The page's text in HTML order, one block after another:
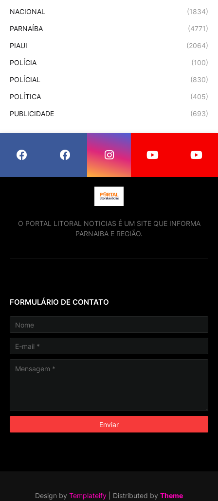
NACIONAL (1834)
PARNAÍBA (4771)
PIAUI (2064)
POLÍCIA (100)
POLÍCIAL (830)
POLÍTICA (405)
PUBLICIDADE (693)
O PORTAL LITORAL NOTICIAS É UM SITE QUE INFORMA
PARNAIBA E REGIÃO.
FORMULÁRIO DE CONTATO
Design by Templateify | Distributed by Theme